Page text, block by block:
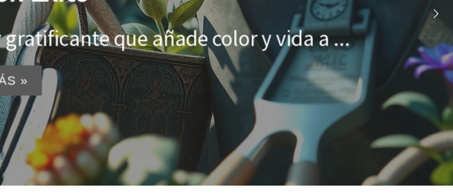
proporcionar el entorno adecuado
»